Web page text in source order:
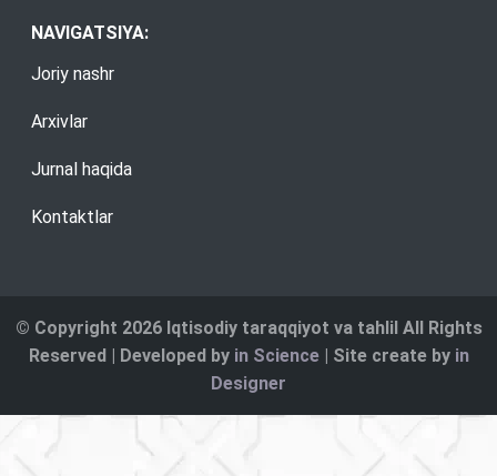
NAVIGATSIYA:
Joriy nashr
Arxivlar
Jurnal haqida
Kontaktlar
© Copyright 2026 Iqtisodiy taraqqiyot va tahlil All Rights
Reserved | Developed by in Science| Site create by in
Designer